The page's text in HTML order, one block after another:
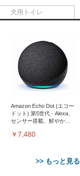
Amazon Echo Dot (エコー
ドット) 第5世代 - Alexa、
センサー搭載、鮮やかな
￥7,480
>> もっと見る
犬用トイレ